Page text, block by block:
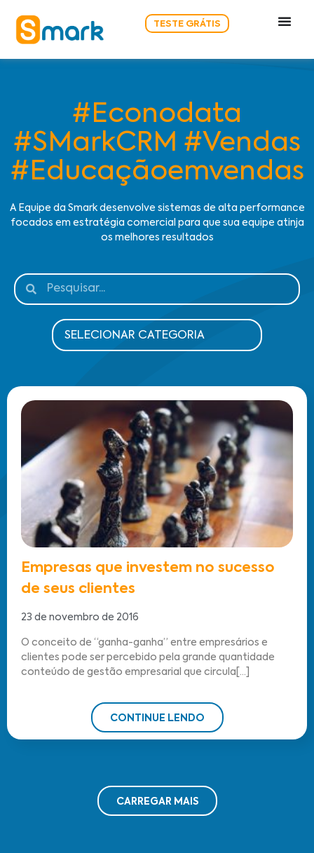
TESTE GRÁTIS
#Econodata
#SMarkCRM #Vendas
#Educaçãoemvendas
A Equipe da Smark desenvolve sistemas de alta performance
focados em estratégia comercial para que sua equipe atinja
os melhores resultados
Empresas que investem no sucesso
de seus clientes
23 de novembro de 2016
O conceito de “ganha-ganha” entre empresários e
clientes pode ser percebido pela grande quantidade
conteúdo de gestão empresarial que circula[...]
CONTINUE LENDO
CARREGAR MAIS